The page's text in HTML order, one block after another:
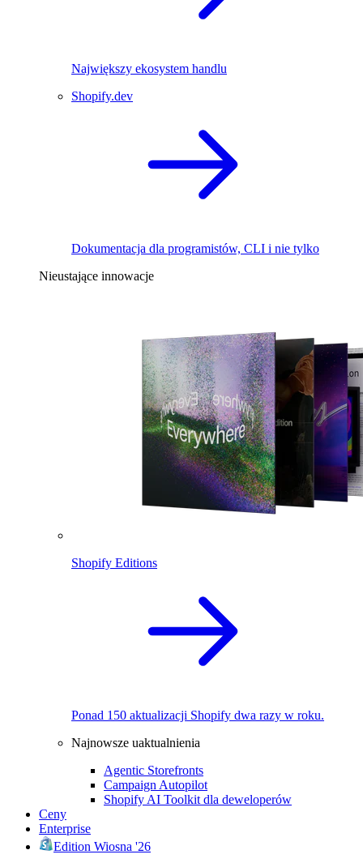
Największy ekosystem handlu
Shopify.dev
Dokumentacja dla programistów, CLI i nie tylko
Nieustające innowacje
Shopify Editions
Ponad 150 aktualizacji Shopify dwa razy w roku.
Najnowsze uaktualnienia
Agentic Storefronts
Campaign Autopilot
Shopify AI Toolkit dla deweloperów
Ceny
Enterprise
Edition Wiosna '26